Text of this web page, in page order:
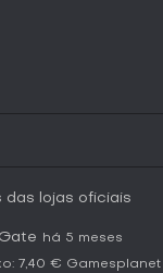
das lojas oficiais
há 5 meses
7,40 € Gamesplanet